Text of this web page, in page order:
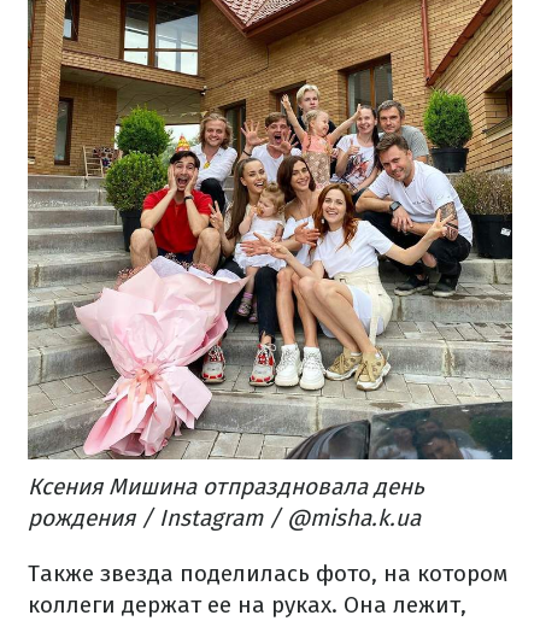
Ксения Мишина отпраздновала день
рождения / Instagram / @misha.k.ua
Также звезда поделилась фото, на котором
коллеги держат ее на руках. Она лежит,